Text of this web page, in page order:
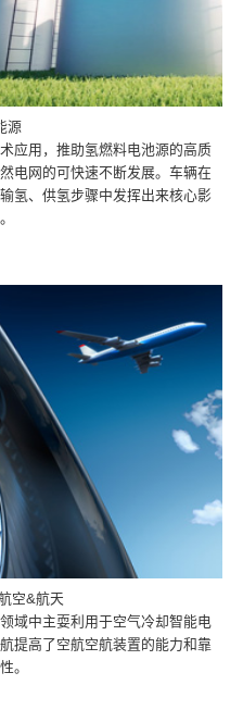
源
应用，推助氢燃料电池源的高质
电网的可快速不断发展。车辆在
氢、供氢步骤中发挥出来核心影
空&航天
域中主耍利用于空气冷却智能电
提高了空航空航装置的能力和靠
。